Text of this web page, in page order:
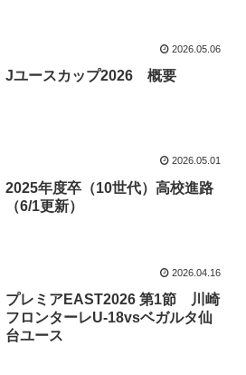
2026.05.06
Jユースカップ2026 概要
2026.05.01
2025年度卒（10世代）高校進路
（6/1更新）
2026.04.16
プレミアEAST2026 第1節 川崎
フロンターレU-18vsベガルタ仙
台ユース